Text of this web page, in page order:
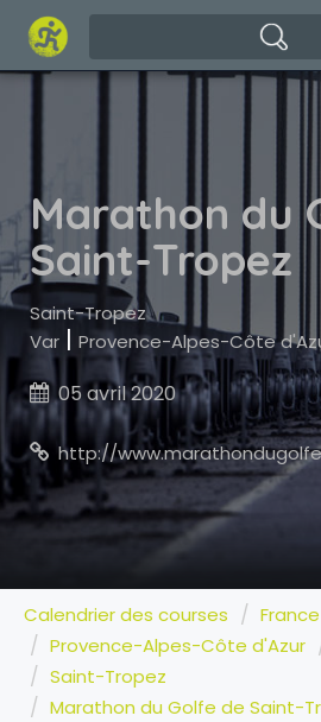
Marathon du
Saint-Tropez
Saint-Tropez
Var| Provence-Alpes-Côte
05 avril 2020
http://
Calendrier des courses
France
Provence-Alpes-Côte d'Azur
Saint-Tropez
Marathon du Golfe de Saint-